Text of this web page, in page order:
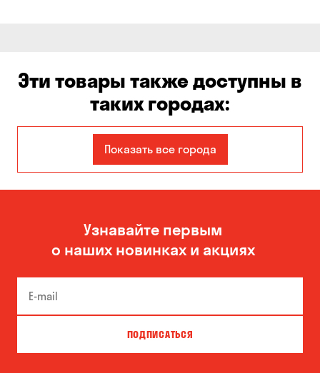
Эти товары также доступны в
таких городах:
Александровка
Балабино Белогородка
Бровары Великая Северинка
Вишневое
Гнедин Гора
Показать все города
Узнавайте первым
о наших новинках и акциях
ПОДПИСАТЬСЯ